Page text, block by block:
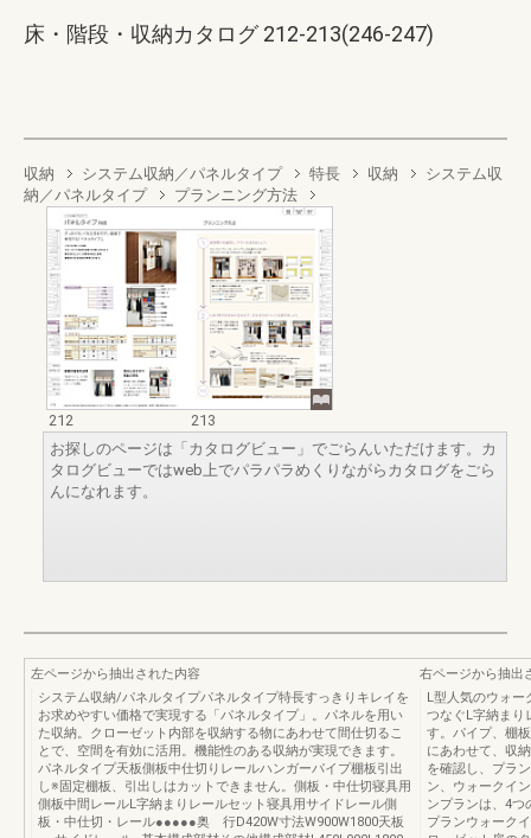
床・階段・収納カタログ 212-213(246-247)
収納 システム収納／パネルタイプ 特長 収納
システム収
納／パネルタイプ
プランニング方法
212
213
お探しのページは「カタログビュー」でごらんいただけます。カ
タログビューではweb上でパラパラめくりながらカタログをごら
んになれます。
左ページから抽出された内容
システム収納/パネルタイプパネルタイプ特長すっきりキレイを
お求めやすい価格で実現する「パネルタイプ」。パネルを用い
た収納。クローゼット内部を収納する物にあわせて間仕切るこ
とで、空間を有効に活用。機能性のある収納が実現できます。
パネルタイプ天板側板中仕切りレールハンガーパイプ棚板引出
し※固定棚板、引出しはカットできません。側板・中仕切寝具用
側板中間レールL字納まりレールセット寝具用サイドレール側
板・中仕切・レール●●●●●奥 行D420W寸法W900W1800天板
右ページから抽出
L型人気のウォー
つなぐL字納まり
す。パイプ、棚
にあわせて、収
を確認し、プラ
ン、ウォークイ
ンプランは、4つ
プランウォーク